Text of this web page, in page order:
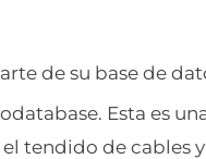
de su base de
Esta es
tendido de cables